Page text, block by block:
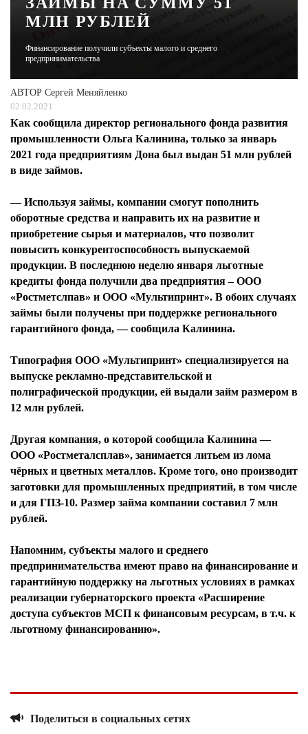
МЛН РУБЛЕЙ
Финансирование получили субъекты малого и среднего
предпринимательства
АВТОР Сергей Меняйленко
02.02.2021
Как сообщила директор регионального фонда развития
промышленности Ольга Калинина, только за январь
2021 года предприятиям Дона был выдан 51 млн рублей
в виде займов.
— Используя займы, компании смогут пополнить
оборотные средства и направить их на развитие и
приобретение сырья и материалов, что позволит
повысить конкурентоспособность выпускаемой
продукции. В последнюю неделю января льготные
кредиты фонда получили два предприятия – ООО
«Ростметслпав» и ООО «Мультипринт». В обоих случаях
займы были получены при поддержке регионального
гарантийного фонда, — сообщила Калинина.
Типография ООО «Мультипринт» специализируется на
выпуске рекламно-представительской и
полиграфической продукции, ей выдали займ размером в
12 млн рублей.
Другая компания, о которой сообщила Калинина —
ООО «Ростметалсплав», занимается литьем из лома
чёрных и цветных металлов. Кроме того, оно производит
заготовки для промышленных предприятий, в том числе
и для ГПЗ-10. Размер займа компании составил 7 млн
рублей.
Напомним, субъекты малого и среднего
предпринимательства имеют право на финансирование и
гарантийную поддержку на льготных условиях в рамках
реализации губернаторского проекта «Расширение
доступа субъектов МСП к финансовым ресурсам, в т.ч. к
льготному финансированию».
Поделиться в социальных сетях